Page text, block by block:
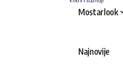
Mostarlook
Najnovije